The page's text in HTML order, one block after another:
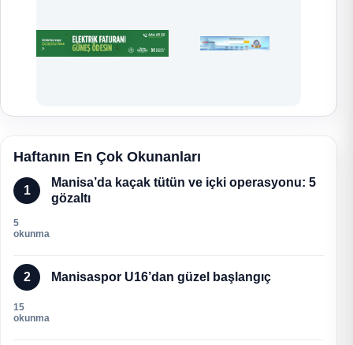
Haftanın En Çok Okunanları
1
Manisa’da kaçak tütün ve içki operasyonu: 5
gözaltı
5
okunma
2 Manisaspor U16’dan güzel başlangıç
15
okunma